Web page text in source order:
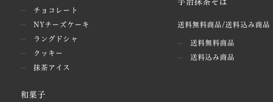
チョコレート
NYチーズケーキ
ラングドシャ
クッキー
抹茶アイス
和菓子
送料無料商品/送料込み商品
送料無料商品
送料込み商品